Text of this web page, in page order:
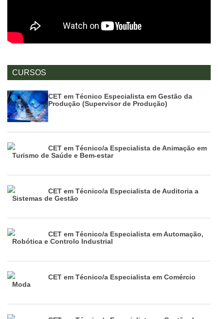
CURSOS
CET em Técnico Especialista em Gestão da
Produção (Supervisor de Produção)
CET em Técnico/a Especialista de Animação em
Turismo de Saúde e Bem-estar
CET em Técnico/a Especialista de Auditoria a
Sistemas de Gestão
CET em Técnico/a Especialista em Automação,
Robótica e Controlo Industrial
CET em Técnico/a Especialista em Comércio
Moda